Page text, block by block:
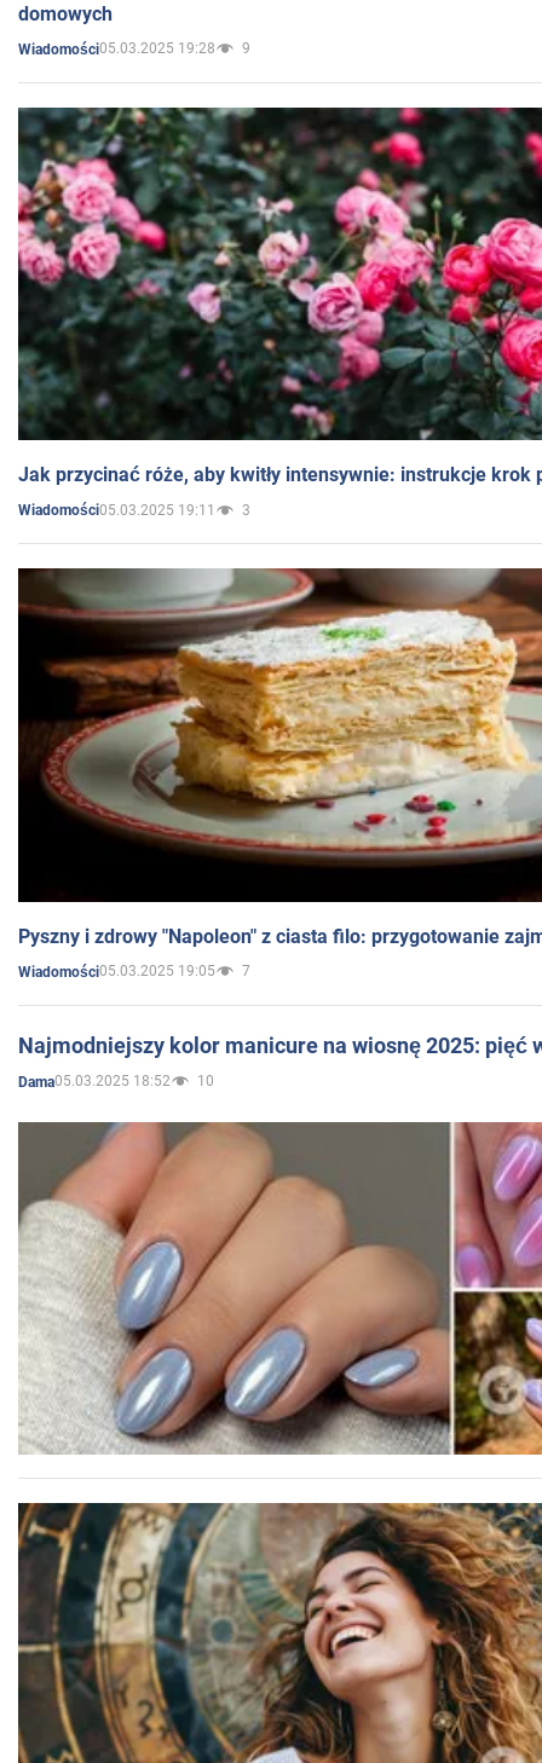
domowych
Wiadomości05.03.2025 19:28 9
Jak przycinać róże, aby kwitły intensywnie: instrukcje krok
Wiadomości05.03.2025 19:11 3
Pyszny i zdrowy "Napoleon" z ciasta filo: przygotowanie
Wiadomości05.03.2025 19:05 7
Najmodniejszy kolor manicure na wiosnę 2025: pięć
Dama05.03.2025 18:52 10